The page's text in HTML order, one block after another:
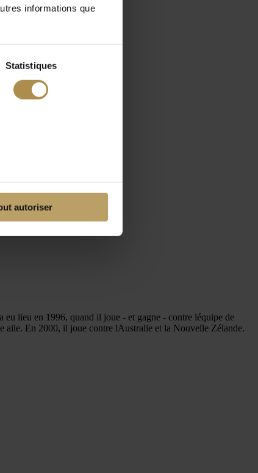
informations que
Statistiques
autoriser
lieu en 1996, quand il joue - et gagne - contre léquipe de
aile. En 2000, il joue contre lAustralie et la Nouvelle Zélande.